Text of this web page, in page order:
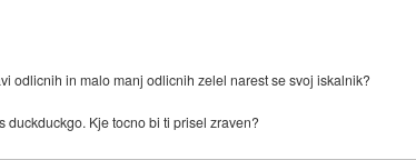
odlicnih in malo manj odlicnih zelel narest se svoj iskalnik?
Kje tocno bi ti prisel zraven?